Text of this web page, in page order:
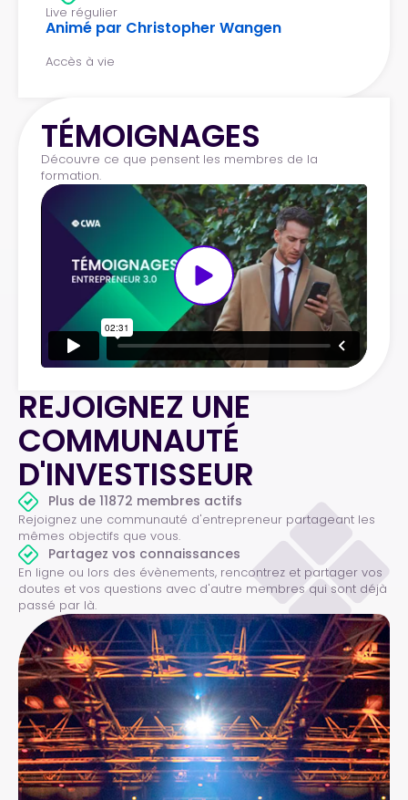
Live régulier
Animé par Christopher Wangen
Accès à vie
TÉMOIGNAGES
Découvre ce que pensent les membres de la
formation.
REJOIGNEZ UNE
COMMUNAUTÉ
D'INVESTISSEUR
Plus de 11872 membres actifs
Rejoignez une communauté d'entrepreneur partageant les
mêmes objectifs que vous.
Partagez vos connaissances
En ligne ou lors des évènements, rencontrez et partager vos
doutes et vos questions avec d'autre membres qui sont déjà
passé par là.